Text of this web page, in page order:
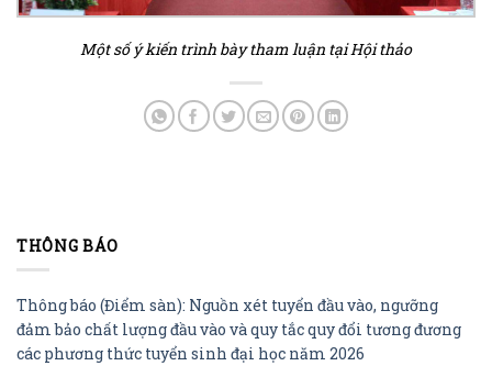
Một số ý kiến trình bày tham luận tại Hội thảo
THÔNG BÁO
Thông báo (Điểm sàn): Nguồn xét tuyển đầu vào, ngưỡng
đảm bảo chất lượng đầu vào và quy tắc quy đổi tương đương
các phương thức tuyển sinh đại học năm 2026